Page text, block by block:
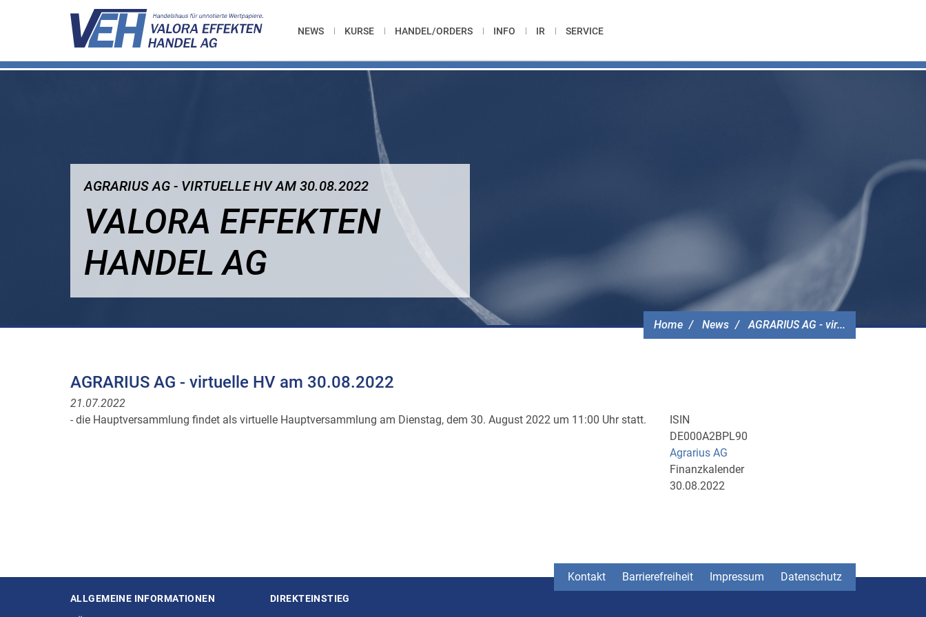
NEWS KURSE HANDEL/ORDERS INFO IR SERVICE
Home News AGRARIUS AG - vir...
AGRARIUS AG - VIRTUELLE HV AM 30.08.2022
VALORA EFFEKTEN
HANDEL AG
AGRARIUS AG - virtuelle HV am 30.08.2022
21.07.2022
- die Hauptversammlung findet als virtuelle Hauptversammlung am Dienstag, dem 30. August 2022 um 11:00 Uhr statt.
ISIN
DE000A2BPL90
Agrarius AG
Finanzkalender
30.08.2022
Kontakt Barrierefreiheit Impressum Datenschutz
Seitenstruktur
ALLGEMEINE INFORMATIONEN DIREKTEINSTIEG